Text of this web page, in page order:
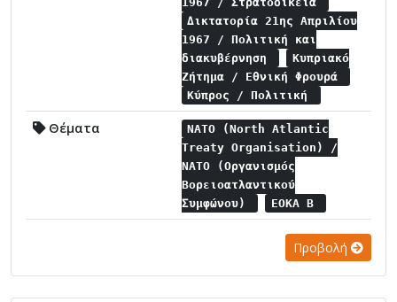
Δικτατορία 21ης Απριλίου
1967 / Πολιτική και
διακυβέρνηση
Κυπριακό
Ζήτημα / Εθνική Φρουρά
Κύπρος / Πολιτική
Θέματα
NATO (North Atlantic
Treaty Organisation) /
NATO (Οργανισμός
Βορειοατλαντικού
Συμφώνου)
ΕΟΚΑ Β
Προβολή